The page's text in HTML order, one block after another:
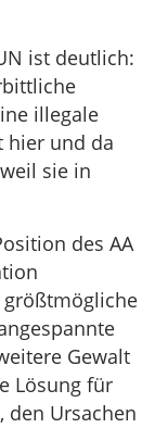
ist deutlich:
illegale
hier und da
sie in
des AA
Gewalt
Lösung für
den Ursachen